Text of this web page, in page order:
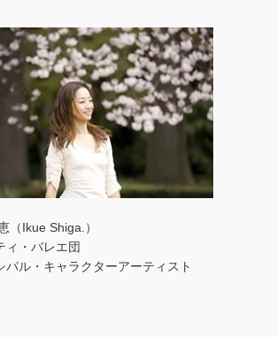
（Ikue Shiga.）
ィ・バレエ団
パル・キャラクターアーティスト